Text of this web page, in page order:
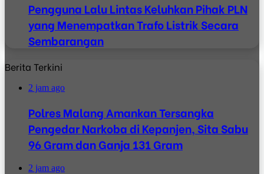
Pengguna Lalu Lintas Keluhkan Pihak PLN
yang Menempatkan Trafo Listrik Secara
Sembarangan
Berita Terkini
2 jam ago
Polres Malang Amankan Tersangka
Pengedar Narkoba di Kepanjen, Sita Sabu
96 Gram dan Ganja 131 Gram
2 jam ago